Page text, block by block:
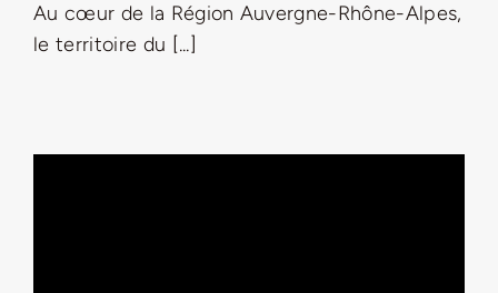
Au cœur de la Région Auvergne-Rhône-Alpes,
le territoire du [...]